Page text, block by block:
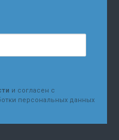
и согласен с
персональных данных